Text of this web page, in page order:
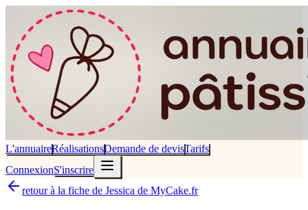
L'annuaireRéalisationsDemande de devisTarifs
ConnexionS'inscrire
retour à la fiche de Jessica de MyCake.fr